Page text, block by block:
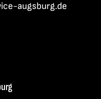
augsburg.de